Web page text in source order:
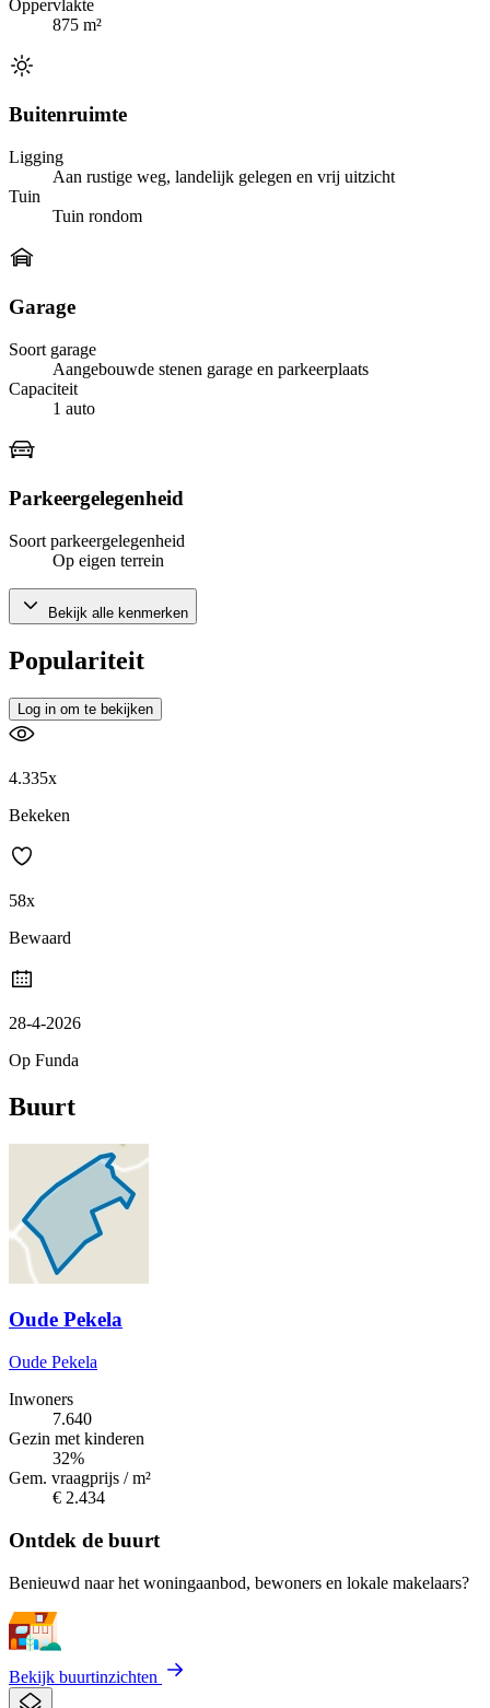
Oppervlakte
875 m²
Buitenruimte
Ligging
Aan rustige weg, landelijk gelegen en vrij uitzicht
Tuin
Tuin rondom
Garage
Soort garage
Aangebouwde stenen garage en parkeerplaats
Capaciteit
1 auto
Parkeergelegenheid
Soort parkeergelegenheid
Op eigen terrein
Bekijk alle kenmerken
Populariteit
Log in om te bekijken
4.335x
Bekeken
58x
Bewaard
28-4-2026
Op Funda
Buurt
Oude Pekela
Oude Pekela
Inwoners
7.640
Gezin met kinderen
32%
Gem. vraagprijs / m²
€ 2.434
Ontdek de buurt
Benieuwd naar het woningaanbod, bewoners en lokale makelaars?
Bekijk buurtinzichten